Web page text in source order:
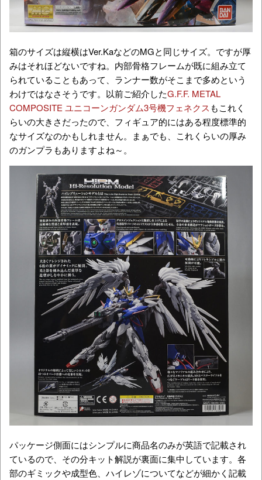
箱のサイズは縦横はVer.KaなどのMGと同じサイズ。ですが厚
みはそれほどないですね。内部骨格フレームが既に組み立て
られていることもあって、ランナー数がそこまで多めという
わけではなさそうです。以前ご紹介したG.F.F. METAL
COMPOSITE ユニコーンガンダム3号機フェネクスもこれく
らいの大きさだったので、フィギュア的にはある程度標準的
なサイズなのかもしれません。まぁでも、これくらいの厚み
のガンプラもありますよね～。
パッケージ側面にはシンプルに商品名のみが英語で記載され
ているので、その分キット解説が裏面に集中しています。各
部のギミックや成型色、ハイレゾについてなどが細かく記載